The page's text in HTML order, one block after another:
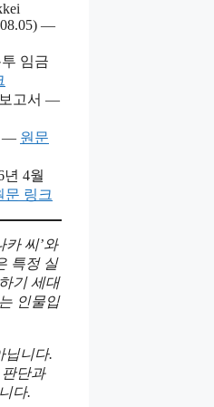
—
임금
고서 —
— 원문
년 4월
문 링크
카 씨’와
특정 실
기 세대
인물입
닙니다.
단과
다.